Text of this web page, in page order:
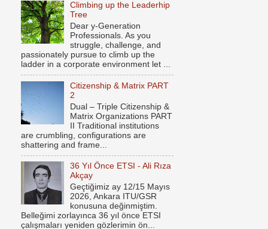
Climbing up the Leaderhip
Tree
Dear y-Generation
Professionals. As you
struggle, challenge, and
passionately pursue to climb up the
ladder in a corporate environment let ...
Citizenship & Matrix PART
2
Dual – Triple Citizenship &
Matrix Organizations PART
II Traditional institutions
are crumbling, configurations are
shattering and frame...
36 Yıl Önce ETSI - Ali Rıza
Akçay
Geçtiğimiz ay 12/15 Mayıs
2026, Ankara ITU/GSR
konusuna değinmiştim.
Belleğimi zorlayınca 36 yıl önce ETSI
çalışmaları yeniden gözlerimin ön...